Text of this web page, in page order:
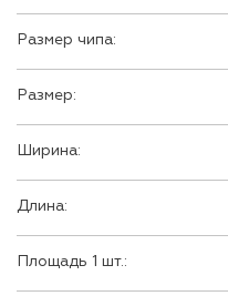
Размер чипа:
Размер:
Ширина:
Длина:
Площадь 1 шт.: